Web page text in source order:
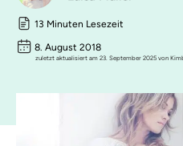
13 Minuten Lesezeit
8. August 2018
zuletzt aktualisiert am 23. September 2025 von